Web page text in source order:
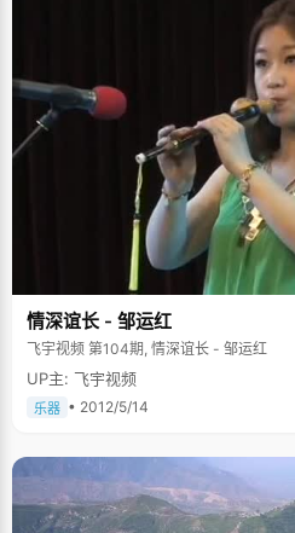
情深谊长 - 邹运红
飞宇视频 第104期, 情深谊长 - 邹运红
UP主: 飞宇视频
乐器 • 2012/5/14